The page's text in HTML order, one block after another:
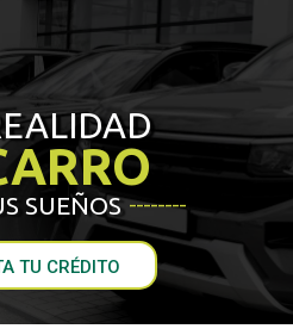
TU CRÉDITO
SUEÑOS ________